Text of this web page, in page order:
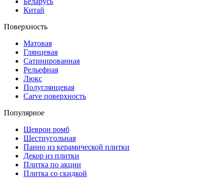
Китай
Поверхность
Матовая
Глянцевая
Сатинированная
Рельефная
Люкс
Полуглянцевая
Carve поверхность
Популярное
Шеврон ромб
Шестиугольная
Панно из керамической плитки
Декор из плитки
Плитка по акции
Плитка со скидкой